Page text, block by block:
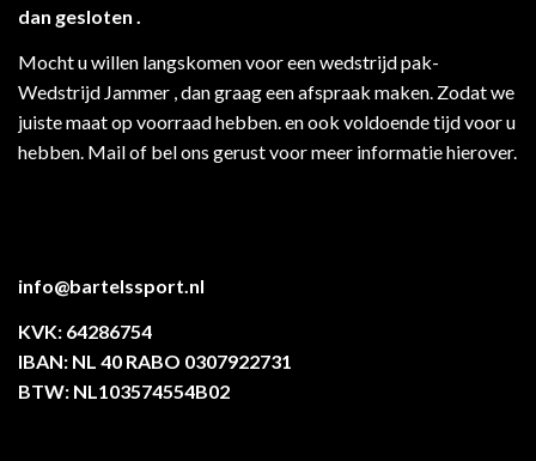
dan gesloten .
Mocht u willen langskomen voor een wedstrijd pak-
Wedstrijd Jammer , dan graag een afspraak maken. Zodat we
juiste maat op voorraad hebben. en ook voldoende tijd voor u
hebben. Mail of bel ons gerust voor meer informatie hierover.
info@bartelssport.nl
KVK: 64286754
IBAN: NL 40 RABO 0307922731
BTW: NL103574554B02